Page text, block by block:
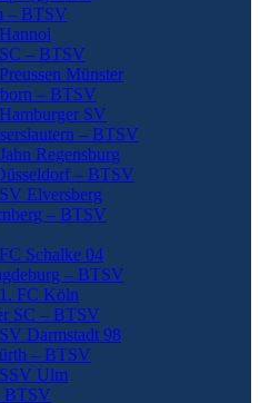
– BTSV
– BTSV
Münster
– BTSV
SV
– BTSV
Regensburg
– BTSV
Elversberg
– BTSV
Schalke 04
– BTSV
FC Köln
SC – BTSV
Darmstadt 98
– BTSV
Ulm
BTSV